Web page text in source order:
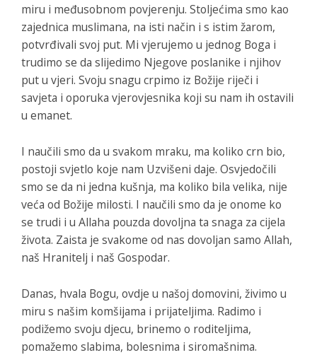
miru i međusobnom povjerenju. Stoljećima smo kao
zajednica muslimana, na isti način i s istim žarom,
potvrđivali svoj put. Mi vjerujemo u jednog Boga i
trudimo se da slijedimo Njegove poslanike i njihov
put u vjeri. Svoju snagu crpimo iz Božije riječi i
savjeta i oporuka vjerovjesnika koji su nam ih ostavili
u emanet.
I naučili smo da u svakom mraku, ma koliko crn bio,
postoji svjetlo koje nam Uzvišeni daje. Osvjedočili
smo se da ni jedna kušnja, ma koliko bila velika, nije
veća od Božije milosti. I naučili smo da je onome ko
se trudi i u Allaha pouzda dovoljna ta snaga za cijela
života. Zaista je svakome od nas dovoljan samo Allah,
naš Hranitelj i naš Gospodar.
Danas, hvala Bogu, ovdje u našoj domovini, živimo u
miru s našim komšijama i prijateljima. Radimo i
podižemo svoju djecu, brinemo o roditeljima,
pomažemo slabima, bolesnima i siromašnima.